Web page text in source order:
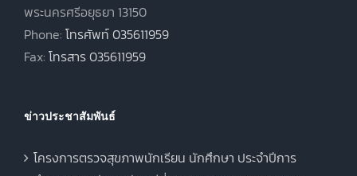
พระนครศรีอยุธยา 13150
Phone: โทรศัพท์ 035611959
Fax: โทรสาร 035611959
ข่าวประชาสัมพันธ์
โครงการตรวจสุขภาพนักเรียน นักศึกษา ประจำปีการ